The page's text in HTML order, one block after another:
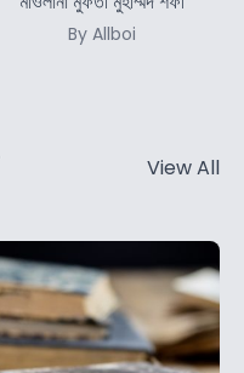
By Allboi
View All